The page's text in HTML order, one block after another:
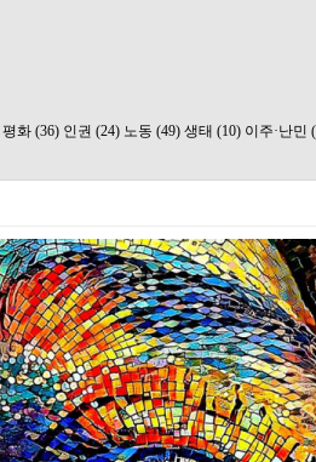
평화 (36) 인권 (24) 노동 (49) 생태 (10) 이주·난민